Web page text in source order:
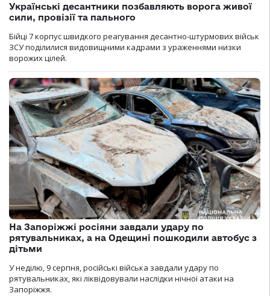
Українські десантники позбавляють ворога живої
сили, провізії та пального
Бійці 7 корпус швидкого реагування десантно-штурмових військ
ЗСУ поділилися видовищними кадрами з ураженнями низки
ворожих цілей.
На Запоріжжі росіяни завдали удару по
рятувальниках, а на Одещині пошкодили автобус з
дітьми
У неділю, 9 серпня, російські війська завдали удару по
рятувальниках, які ліквідовували наслідки нічної атаки на
Запоріжжя.